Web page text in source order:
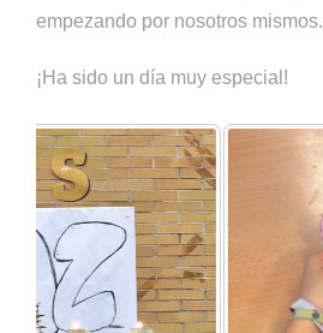
empezando por nosotros mismos.
¡Ha sido un día muy especial!